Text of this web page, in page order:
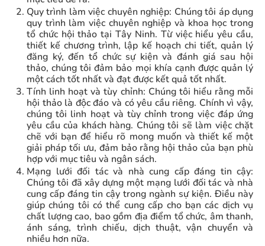
Quy trình làm việc chuyên nghiệp: Chúng tôi áp dụng
quy trình làm việc chuyên nghiệp và khoa học trong
tổ chức hội thảo tại Tây Ninh. Từ việc hiểu yêu cầu,
thiết kế chương trình, lập kế hoạch chi tiết, quản lý
đăng ký, đến tổ chức sự kiện và đánh giá sau hội
thảo, chúng tôi đảm bảo mọi khía cạnh được quản lý
một cách tốt nhất và đạt được kết quả tốt nhất.
Tính linh hoạt và tùy chỉnh: Chúng tôi hiểu rằng mỗi
hội thảo là độc đáo và có yêu cầu riêng. Chính vì vậy,
chúng tôi linh hoạt và tùy chỉnh trong việc đáp ứng
yêu cầu của khách hàng. Chúng tôi sẽ làm việc chặt
chẽ với bạn để hiểu rõ mong muốn và thiết kế một
giải pháp tối ưu, đảm bảo rằng hội thảo của bạn phù
hợp với mục tiêu và ngân sách.
Mạng lưới đối tác và nhà cung cấp đáng tin cậy:
Chúng tôi đã xây dựng một mạng lưới đối tác và nhà
cung cấp đáng tin cậy trong ngành sự kiện. Điều này
giúp chúng tôi có thể cung cấp cho bạn các dịch vụ
chất lượng cao, bao gồm địa điểm tổ chức, âm thanh,
ánh sáng, trình chiếu, dịch thuật, vận chuyển và
nhiều hơn nữa.